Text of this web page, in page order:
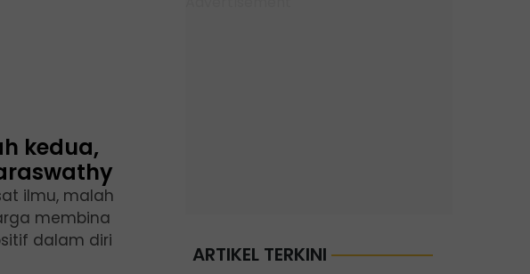
kedua,
ilmu, malah
membina
dalam diri
ARTIKEL TERKINI